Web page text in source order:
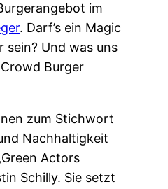
im
. Darf’s ein Magic
sein? Und was uns
Burger
zum Stichwort
Nachhaltigkeit
Actors
Schilly. Sie setzt